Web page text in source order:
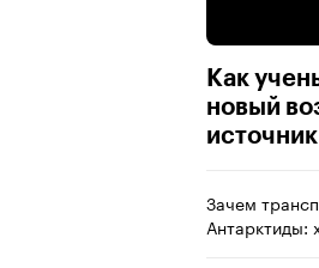
Как
новый
Зачем
Антарктиды: